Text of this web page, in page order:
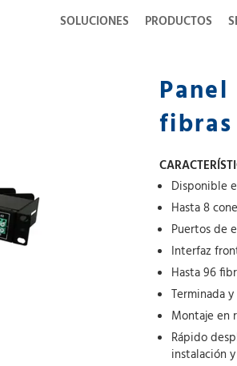
SOLUCIONES PRODUCTOS
fibras
Disponible
Hasta 8
Puertos de
Interfaz
Hasta 96
Terminada
Montaje en
Rápido
instalación